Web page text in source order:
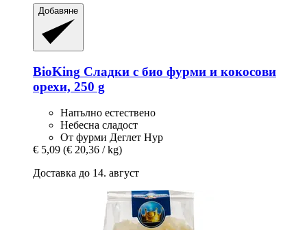
Добавяне
BioKing Сладки с био фурми и кокосови
орехи, 250 g
Напълно естествено
Небесна сладост
От фурми Деглет Нур
€ 5,09 (€ 20,36 / kg)
Доставка до 14. август